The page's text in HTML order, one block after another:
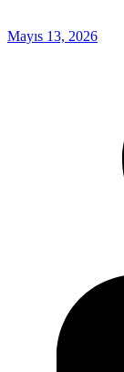
Mayıs 13, 2026